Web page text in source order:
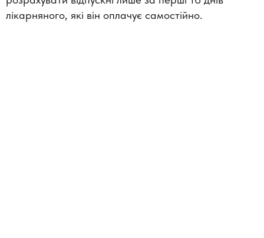
лікарняного, які він оплачує самостійно.